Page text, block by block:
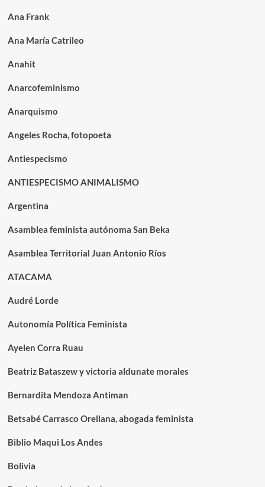
Ana Frank
Ana María Catrileo
Anahit
Anarcofeminismo
Anarquismo
Angeles Rocha, fotopoeta
Antiespecismo
ANTIESPECISMO ANIMALISMO
Argentina
Asamblea feminista autónoma San Beka
Asamblea Territorial Juan Antonio Ríos
ATACAMA
Audré Lorde
Autonomía Política Feminista
Ayelen Corra Ruau
Beatriz Bataszew y victoria aldunate morales
Bernardita Mendoza Antiman
Betsabé Carrasco Orellana, abogada feminista
Biblio Maqui Los Andes
Bolivia